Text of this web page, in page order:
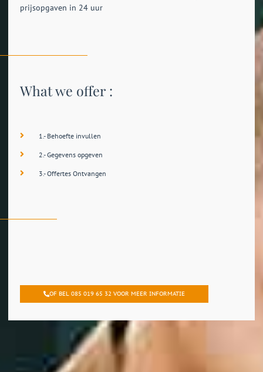
prijsopgaven in 24 uur
What we offer :
1.- Behoefte invullen
2.- Gegevens opgeven
3.- Offertes Ontvangen
OF BEL 085 019 65 32 VOOR MEER INFORMATIE